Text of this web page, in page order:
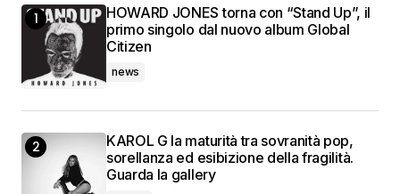
HOWARD JONES torna con “Stand Up”, il
primo singolo dal nuovo album Global
Citizen
news
KAROL G la maturità tra sovranità pop,
sorellanza ed esibizione della fragilità.
Guarda la gallery